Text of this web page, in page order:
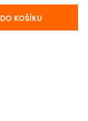
DO KOŠÍKU